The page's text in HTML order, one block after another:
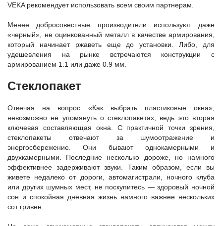
VEKA рекомендует использовать всем своим партнерам.
Менее добросовестные производители используют даже
«черный», не оцинкованный металл в качестве армирования,
который начинает ржаветь еще до установки. Либо, для
удешевления на рынке встречаются конструкции с
армированием 1.1 или даже 0.9 мм.
Стеклопакет
Отвечая на вопрос «Как выбрать пластиковые окна»,
невозможно не упомянуть о стеклопакетах, ведь это вторая
ключевая составляющая окна. С практичной точки зрения,
стеклопакеты отвечают за шумоотражение и
энергосбережение. Они бывают однокамерными и
двухкамерными. Последние несколько дороже, но намного
эффективнее задерживают звуки. Таким образом, если вы
живете недалеко от дороги, автомагистрали, ночного клуба
или других шумных мест, не поскупитесь — здоровый ночной
сон и спокойная дневная жизнь намного важнее нескольких
сот гривен.